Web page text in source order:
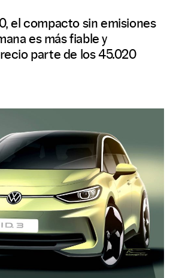
el compacto sin emisiones
es más fiable y
parte de los 45.020